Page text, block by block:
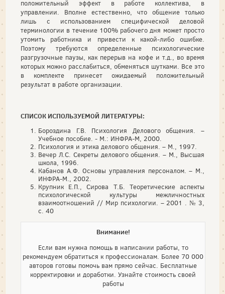
положительный эффект в работе коллектива, в
управлении. Вполне естественно, что общение только
лишь с использованием специфической деловой
терминологии в течение 100% рабочего дня может просто
утомить работника и привести к какой-либо ошибке.
Поэтому требуются определенные психологические
разгрузочные паузы, как перерыв на кофе и т.д., во время
которых можно расслабиться, обменяться шутками. Все это
в комплекте принесет ожидаемый положительный
результат в работе организации.
СПИСОК ИСПОЛЬЗУЕМОЙ ЛИТЕРАТУРЫ:
Бороздина Г.В. Психология Делового общения. –
Учебное пособие. - М.: ИНФРА-М, 2000.
Психология и этика делового общения. – М., 1997.
Вечер Л.С. Секреты делового общения. – М., Высшая
школа, 1996.
Кабанов А.Ф. Основы управления персоналом. – М.,
ИНФРА-М., 2002.
Крупник Е.П., Сирова Т.Б. Теоретические аспекты
психологической культуры межличностных
взаимоотношений // Мир психологии. – 2001 . № 3,
с. 40
Внимание!
Если вам нужна помощь в написании работы, то
рекомендуем обратиться к профессионалам. Более 70 000
авторов готовы помочь вам прямо сейчас. Бесплатные
корректировки и доработки. Узнайте стоимость своей
работы